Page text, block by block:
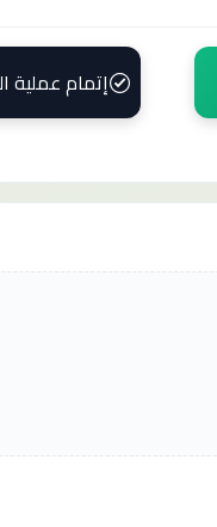
إتمام عملية